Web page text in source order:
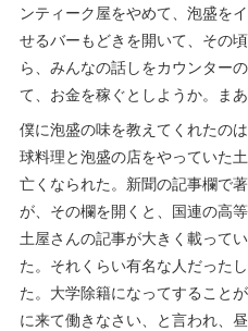
ンティーク屋をやめて、泡盛を
せるバーもどきを開いて、その
ら、みんなの話しをカウンター
て、お金を稼ぐとしようか。ま
僕に泡盛の味を教えてくれたの
球料理と泡盛の店をやっていた
亡くなられた。新聞の記事欄で
が、その欄を開くと、国連の高
土屋さんの記事が大きく載って
た。それくらい有名な人だった
た。大学除籍になってすること
に来て働きなさい、と言われ、